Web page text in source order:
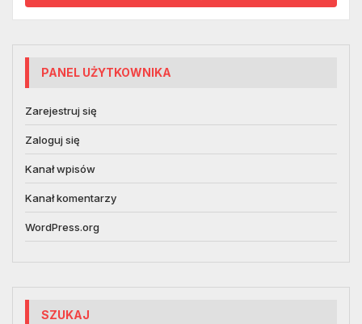
PANEL UŻYTKOWNIKA
Zarejestruj się
Zaloguj się
Kanał wpisów
Kanał komentarzy
WordPress.org
SZUKAJ